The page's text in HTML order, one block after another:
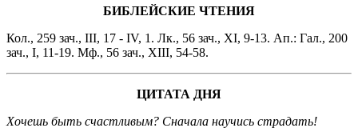
БИБЛЕЙСКИЕ ЧТЕНИЯ
Кол., 259 зач., III, 17 - IV, 1. Лк., 56 зач., XI, 9-13. Ап.: Гал., 200
зач., I, 11-19. Мф., 56 зач., XIII, 54-58.
ЦИТАТА ДНЯ
Хочешь быть счастливым? Сначала научись страдать!